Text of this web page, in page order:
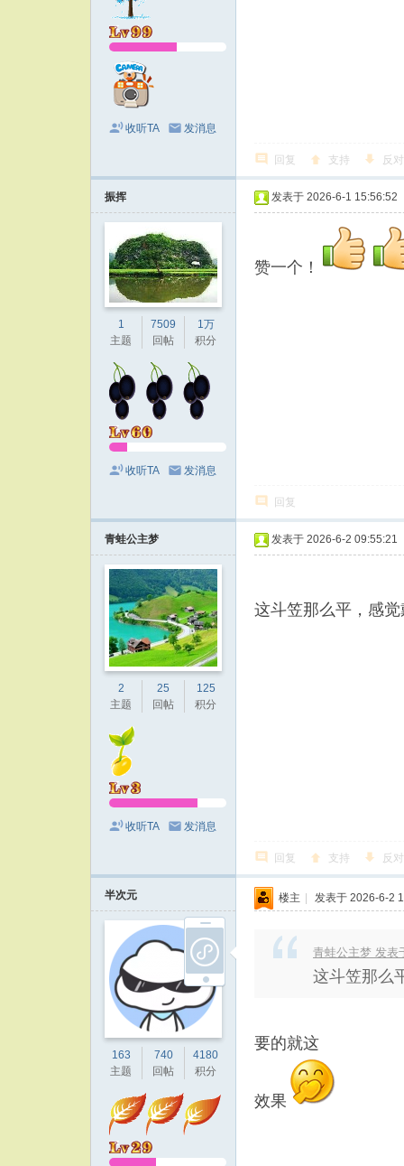
收听TA 发消息
回复 支持 反对
振挥
1
主题
7509
回帖
1万
积分
收听TA 发消息
发表于 2026-6-1 15:56:52
赞一个！
回复
青蛙公主梦
2
主题
25
回帖
125
积分
收听TA 发消息
发表于 2026-6-2 09:55:21
这斗笠那么平，感
回复 支持 反对
半次元
163
主题
740
回帖
4180
积分
楼主 | 发表于 2026-6-2
青蛙公主梦 发表
这斗笠那么
要的就这
效果